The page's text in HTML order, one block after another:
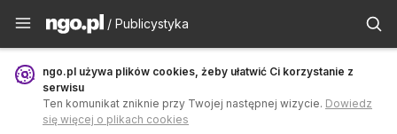
Publicystyka - ngo.pl
/ Publicystyka
ngo.pl używa plików cookies, żeby ułatwić Ci korzystanie z
serwisu
Ten komunikat zniknie przy Twojej następnej wizycie. Dowiedz
się więcej o plikach cookies